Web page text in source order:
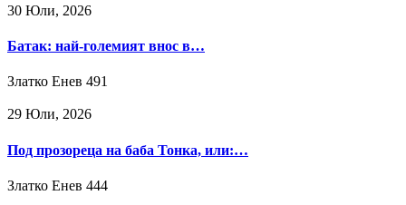
30 Юли, 2026
Батак: най-големият внос в…
Златко Енев 491
29 Юли, 2026
Под прозореца на баба Тонка, или:…
Златко Енев 444